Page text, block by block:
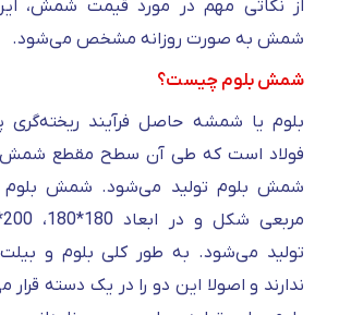
از نکاتی مهم در مورد قیمت شمش،
شمش به صورت روزانه مشخص می‌شود.
شمش بلوم چیست؟
بلوم یا شمشه حاصل فرآیند ریخته‌گری
فولاد است که طی آن سطح مقطع شمش
شمش بلوم تولید می‌شود. شمش
تولید می‌شود. به طور کلی بلوم و
ندارند و اصولا این دو را در یک دسته قرار